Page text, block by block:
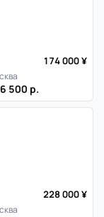
174 000 ¥
500 р.
228 000 ¥